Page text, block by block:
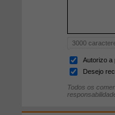
3000
Autorizo a
Desejo
Todos os